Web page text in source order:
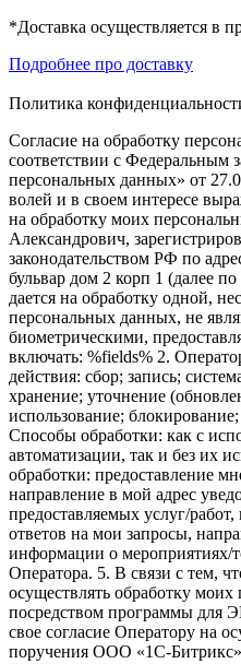
*Доставка осуществляется в
Подробнее про доставку
Политика
Согласие на обработку
соответствии с
персональных данных» от
волей и в своем интересе
на обработку моих
Александрович,
законодательством РФ по
бульвар дом 2 корп 1 (далее
дается на обработку одной,
персональных данных, не
биометрическими,
включать: %fields% 2.
действия: сбор; запись;
хранение; уточнение
использование;
Способы обработки: как с
автоматизации, так и без их
обработки: предоставление
направление в мой адрес
предоставляемых услуг/
ответов на мои запросы,
информации о мероприятиях/
Оператора. 5. В связи с тем,
осуществлять обработку
посредством программы для
свое согласие Оператору на
поручения ООО «1С-